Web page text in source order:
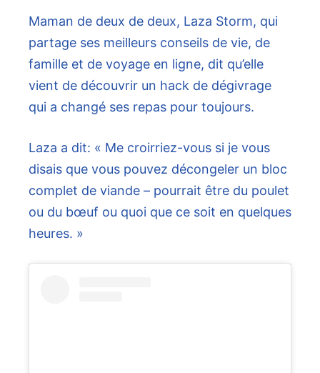
Maman de deux de deux, Laza Storm, qui
partage ses meilleurs conseils de vie, de
famille et de voyage en ligne, dit qu’elle
vient de découvrir un hack de dégivrage
qui a changé ses repas pour toujours.
Laza a dit: « Me croirriez-vous si je vous
disais que vous pouvez décongeler un bloc
complet de viande – pourrait être du poulet
ou du bœuf ou quoi que ce soit en quelques
heures. »